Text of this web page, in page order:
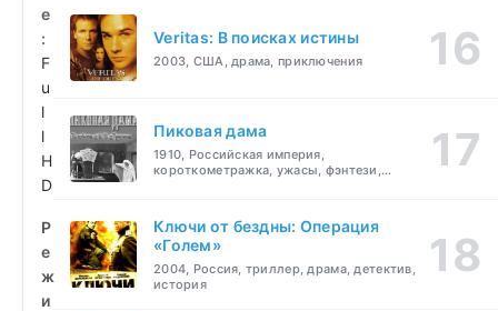
е
:
F
u
l
l
H
D
Р
е
ж
и
Veritas: В поисках истины
2003, США, драма, приключения
Пиковая дама
1910, Российская империя,
короткометражка, ужасы, фэнтези,
Ключи от бездны: Операция
«Голем»
2004, Россия, триллер, драма, детектив,
история